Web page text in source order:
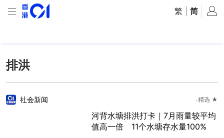
繁 简
排洪
社会新闻 精选 ★
河背水塘排洪打卡｜7月雨量较平均
值高一倍 11个水塘存水量100%